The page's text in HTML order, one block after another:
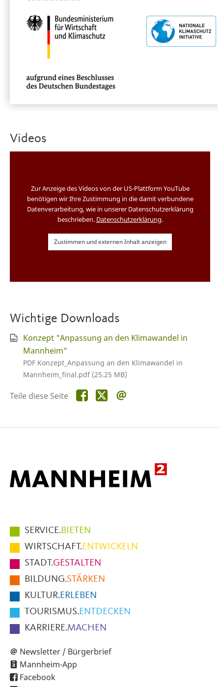
Videos
Zur Anzeige des Videos von der US-Plattform YouTube
benötigen wir Ihre Zustimmung in die damit verbundene
Datenverarbeitung, wie in unserer Datenschutzerklärung
beschrieben. Datenschutzerklärung.
Zustimmen und externen Inhalt anzeigen
Wichtige Downloads
Konzept "Anpassung an den Klimawandel in
Mannheim"
PDF Konzept_Anpassung an den Klimawandel in
Mannheim_final.pdf (25.25 MB)
Teile diese Seite Teile
diese
Teile
diese
Hauptmenüpunkte
im
Fußbereich
der
Seite
SERVICE.BIETEN
WIRTSCHAFT.ENTWICKELN
STADT.GESTALTEN
BILDUNG.STÄRKEN
KULTUR.ERLEBEN
TOURISMUS.ENTDECKEN
KARRIERE.MACHEN
Newsletter / Bürgerbrief
Mannheim-App
Facebook